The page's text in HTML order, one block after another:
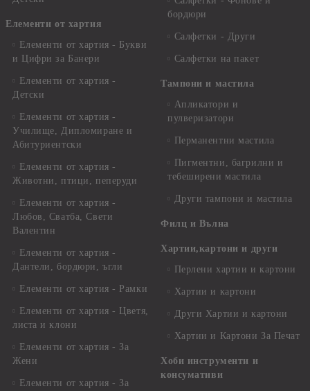
Елементи от хартия
Елементи от хартия - Букви
и Цифри за Банери
Елементи от хартия -
Детски
Елементи от хартия -
Училище, Дипломиране и
Абитуриентски
Елементи от хартия -
Животни, птици, пеперуди
Елементи от хартия -
Любов, Сватба, Свети
Валентин
Елементи от хартия -
Дантели, бордюри, ъгли
Елементи от хартия - Рамки
Елементи от хартия - Цветя,
листа и клони
Елементи от хартия - За
Жени
Елементи от хартия - За
бордюри
Салфетки - Други
Салфетки на пакет
Тампони и мастила
Апликатори и
пулверизатори
Перманентни мастила
Пигментни, багрилни и
тебеширени мастила
Други тампони и мастила
Филц и Вълна
Хартии,картони и други
Перлени хартии и картони
Хартии и картони
Други Хартии и картони
Хартии и Картони За Печат
Хоби инструменти и
консумативи